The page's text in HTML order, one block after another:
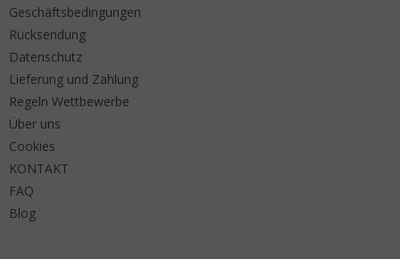
Geschäftsbedingungen
Rücksendung
Datenschutz
Lieferung und Zahlung
Regeln Wettbewerbe
Über uns
Cookies
KONTAKT
FAQ
Blog